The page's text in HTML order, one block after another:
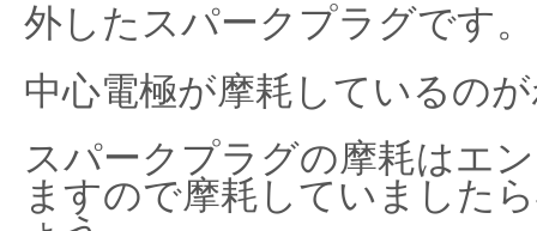
外したスパークプラグです。
中心電極が摩耗しているの
スパークプラグの摩耗はエ
ますので摩耗していました